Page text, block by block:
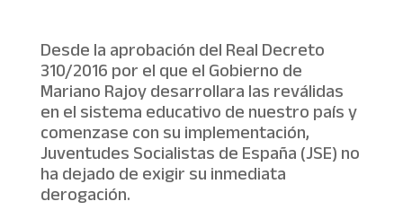
Desde la aprobación del Real Decreto
310/2016 por el que el Gobierno de
Mariano Rajoy desarrollara las reválidas
en el sistema educativo de nuestro país y
comenzase con su implementación,
Juventudes Socialistas de España (JSE) no
ha dejado de exigir su inmediata
derogación.